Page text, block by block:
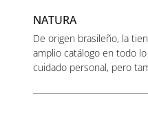
NATURA
De origen brasileño, la
amplio catálogo en todo
cuidado personal, pero